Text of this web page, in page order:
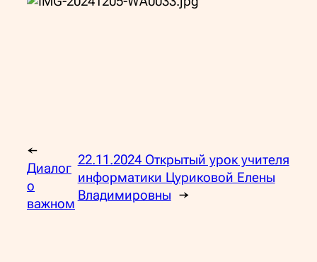
←
Диалог
о
важном
22.11.2024 Открытый урок учителя
информатики Цуриковой Елены
Владимировны →